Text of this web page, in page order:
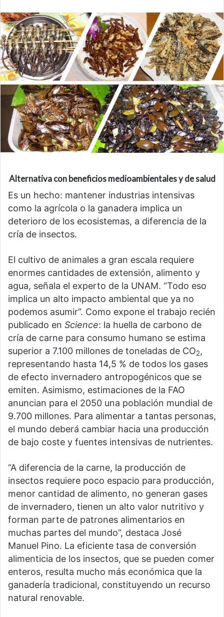
Alternativa con beneficios medioambientales y de salud
Es un hecho: mantener industrias intensivas
como la agrícola o la ganadera implica un
deterioro de los ecosistemas, a diferencia de la
cría de insectos.
El cultivo de animales a gran escala requiere
enormes cantidades de extensión, alimento y
agua, señala el experto de la UNAM. “Todo eso
implica un alto impacto ambiental que ya no
podemos asumir”. Como expone el trabajo recién
publicado en Science: la huella de carbono de
cría de carne para consumo humano se estima
superior a 7.100 millones de toneladas de CO2,
representando hasta 14,5 % de todos los gases
de efecto invernadero antropogénicos que se
emiten. Asimismo, estimaciones de la FAO
anuncian para el 2050 una población mundial de
9.700 millones. Para alimentar a tantas personas,
el mundo deberá cambiar hacia una producción
de bajo coste y fuentes intensivas de nutrientes.
“A diferencia de la carne, la producción de
insectos requiere poco espacio para producción,
menor cantidad de alimento, no generan gases
de invernadero, tienen un alto valor nutritivo y
forman parte de patrones alimentarios en
muchas partes del mundo”, destaca José
Manuel Pino. La eficiente tasa de conversión
alimenticia de los insectos, que se pueden comer
enteros, resulta mucho más económica que la
ganadería tradicional, constituyendo un recurso
natural renovable.